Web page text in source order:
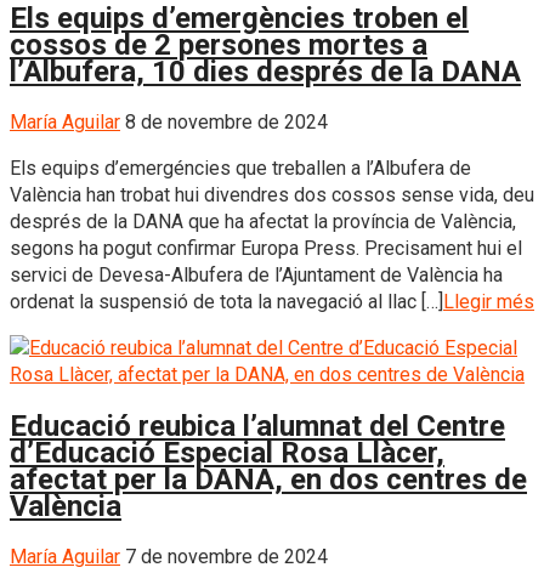
Els equips d’emergències troben el
cossos de 2 persones mortes a
l’Albufera, 10 dies després de la DANA
María Aguilar 8 de novembre de 2024
Els equips d’emergéncies que treballen a l’Albufera de
València han trobat hui divendres dos cossos sense vida, deu
després de la DANA que ha afectat la província de València,
segons ha pogut confirmar Europa Press. Precisament hui el
servici de Devesa-Albufera de l’Ajuntament de València ha
ordenat la suspensió de tota la navegació al llac […] Llegir més
Educació reubica l’alumnat del Centre
d’Educació Especial Rosa Llàcer,
afectat per la DANA, en dos centres de
València
María Aguilar 7 de novembre de 2024